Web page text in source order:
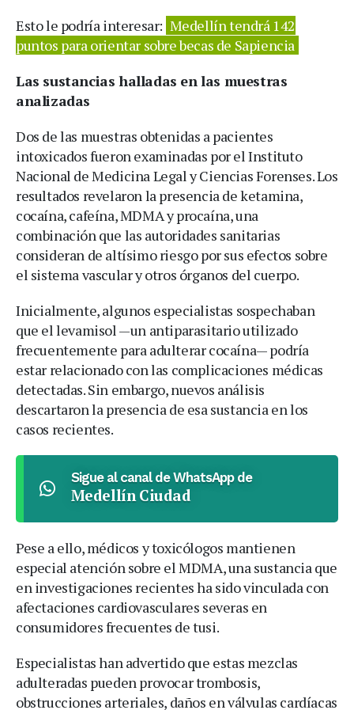
Esto le podría interesar: Medellín tendrá 142
puntos para orientar sobre becas de Sapiencia
Las sustancias halladas en las muestras
analizadas
Dos de las muestras obtenidas a pacientes
intoxicados fueron examinadas por el Instituto
Nacional de Medicina Legal y Ciencias Forenses. Los
resultados revelaron la presencia de ketamina,
cocaína, cafeína, MDMA y procaína, una
combinación que las autoridades sanitarias
consideran de altísimo riesgo por sus efectos sobre
el sistema vascular y otros órganos del cuerpo.
Inicialmente, algunos especialistas sospechaban
que el levamisol —un antiparasitario utilizado
frecuentemente para adulterar cocaína— podría
estar relacionado con las complicaciones médicas
detectadas. Sin embargo, nuevos análisis
descartaron la presencia de esa sustancia en los
casos recientes.
Sigue al canal de WhatsApp de
Medellín Ciudad
Pese a ello, médicos y toxicólogos mantienen
especial atención sobre el MDMA, una sustancia que
en investigaciones recientes ha sido vinculada con
afectaciones cardiovasculares severas en
consumidores frecuentes de tusi.
Especialistas han advertido que estas mezclas
adulteradas pueden provocar trombosis,
obstrucciones arteriales, daños en válvulas cardíacas